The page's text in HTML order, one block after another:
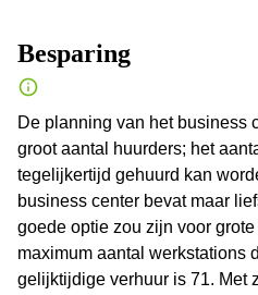
Besparing
De planning van het business
groot aantal huurders; het
tegelijkertijd gehuurd kan
business center bevat maar
goede optie zou zijn voor
maximum aantal werkstations
gelijktijdige verhuur is 71. Met